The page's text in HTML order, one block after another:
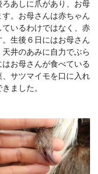
あしに爪があり、お母
。お母さんは赤ちゃん
いるわけではなく、赤
生後６日にはお母さん
井のあみに自力でぶら
お母さんが食べている
サツマイモを口に入れ
ました。